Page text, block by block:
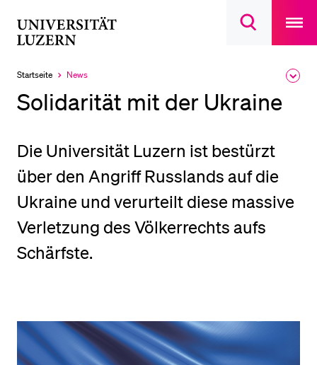
Suchdialog
main
Startseite
Aktuell
ausgewählt
News
Solidarität mit der Ukraine
Die Universität Luzern ist bestürzt
über den Angriff Russlands auf die
Ukraine und verurteilt diese massive
Verletzung des Völkerrechts aufs
Schärfste.
LETZTE SUCHEN
DIE UNI FÜR…
Studien­interessierte
Studierende
Forschende
BELIEBTE INHALTE